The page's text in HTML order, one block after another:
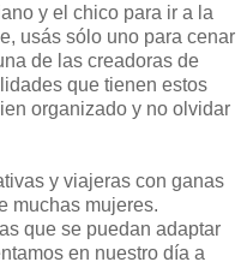
y el chico para ir a la
usás sólo uno para cenar
de las creadoras de
que tienen estos
organizado y no olvidar
y viajeras con ganas
muchas mujeres.
que se puedan adaptar
en nuestro día a